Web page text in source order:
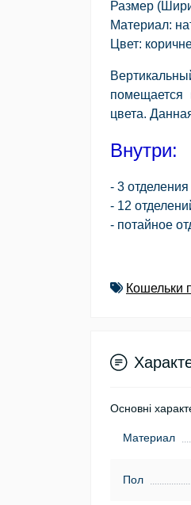
Размер
Материал:
Цвет:
помещается
цвета.
Внутри:
- 3
- 12
- потайное
Кошельки
Основні
Материал
Пол